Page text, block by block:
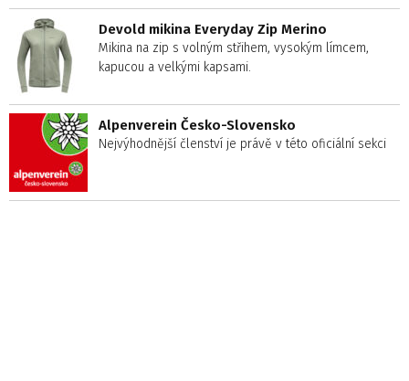
Devold mikina Everyday Zip Merino
Mikina na zip s volným střihem, vysokým límcem,
kapucou a velkými kapsami.
Alpenverein Česko-Slovensko
Nejvýhodnější členství je právě v této oficiální sekci